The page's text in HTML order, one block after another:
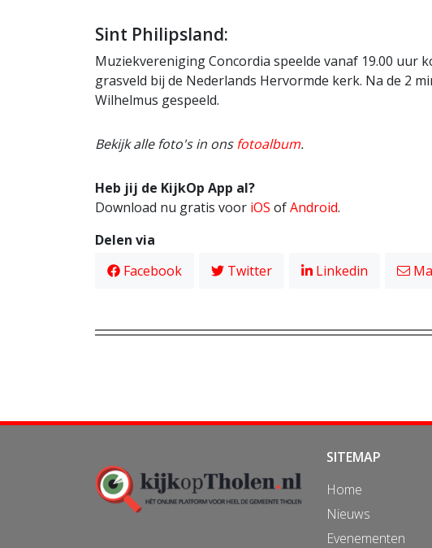
Sint Philipsland:
Muziekvereniging Concordia speelde vanaf 19.00 uur
grasveld bij de Nederlands Hervormde kerk. Na de 2
Wilhelmus gespeeld.
Bekijk alle foto's in onsfotoalbum.
Heb jij de KijkOp App al?
Download nu gratis voor iOS ofAndroid.
Delen via
Facebook
Twitter Linkedin
SITEMAP
Home
Nieuws
Evenementen